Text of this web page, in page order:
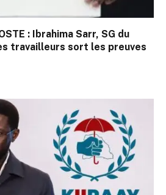
: Ibrahima Sarr, SG du
travailleurs sort les preuves